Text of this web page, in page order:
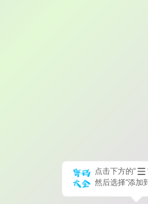
点击下方的“
然后选择“添加